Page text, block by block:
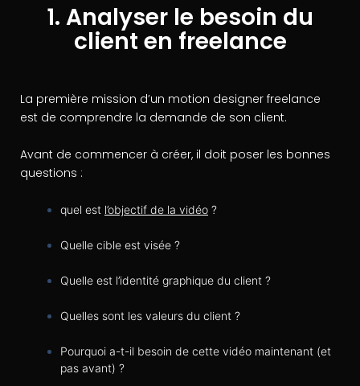
1. Analyser le besoin du
client en freelance
La première mission d’un motion designer freelance
est de comprendre la demande de son client.
Avant de commencer à créer, il doit poser les bonnes
questions :
quel est l’objectif de la vidéo ?
Quelle cible est visée ?
Quelle est l’identité graphique du client ?
Quelles sont les valeurs du client ?
Pourquoi a-t-il besoin de cette vidéo maintenant (et
pas avant) ?